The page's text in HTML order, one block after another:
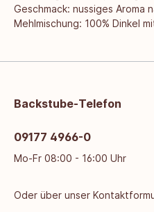
Geschmack: nussiges Aroma
Mehlmischung: 100% Dinkel
Backstube-Telefon
09177 4966-0
Mo-Fr 08:00 - 16:00 Uhr
Oder über unser